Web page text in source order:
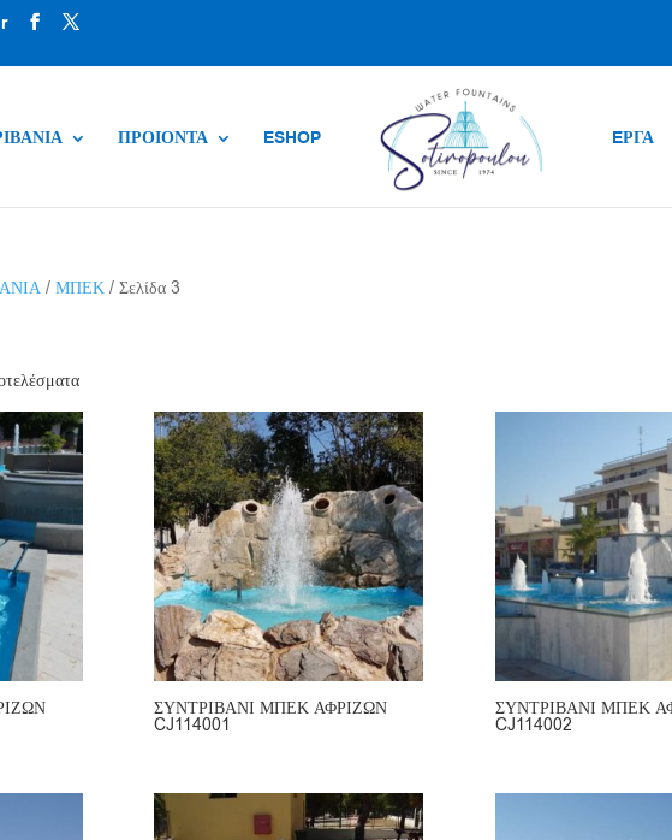
ΠΡΟΙΟΝΤΑ ESHOP EΡΓΑ
/ΜΠΕΚ / Σελίδα 3
ΣΥΝΤΡΙΒΑΝΙ ΜΠΕΚ ΑΦΡΙΖΩΝ
CJ114001
ΣΥΝΤΡΙΒΑΝΙ ΜΠΕΚ
CJ114002